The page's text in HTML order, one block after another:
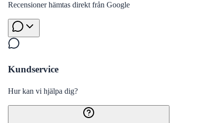
Recensioner hämtas direkt från Google
Kundservice
Hur kan vi hjälpa dig?